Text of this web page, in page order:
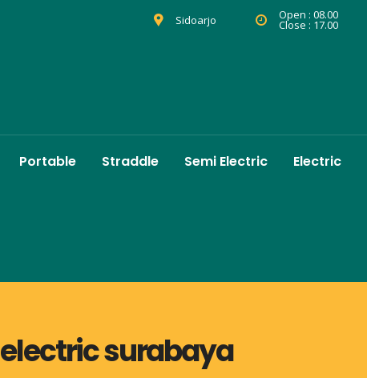
Sidoarjo Open : 08.00
Close : 17.00
Portable Straddle Semi Electric Electric
surabaya